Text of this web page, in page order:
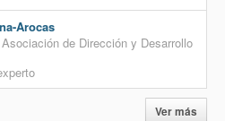
Arocas
de Dirección y Desarrollo
Ver más